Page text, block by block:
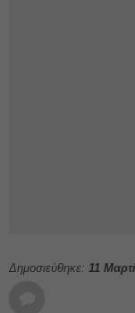
Δημοσιεύθηκε: 11